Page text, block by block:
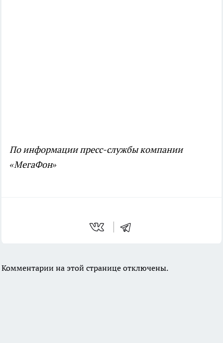
По информации пресс-службы компании
«МегаФон»
Комментарии на этой странице отключены.